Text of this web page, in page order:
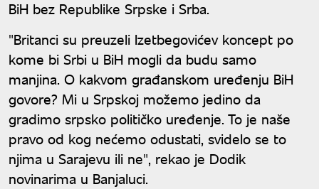
BiH bez Republike Srpske i Srba.
"Britanci su preuzeli Izetbegovićev koncept po
kome bi Srbi u BiH mogli da budu samo
manjina. O kakvom građanskom uređenju BiH
govore? Mi u Srpskoj možemo jedino da
gradimo srpsko političko uređenje. To je naše
pravo od kog nećemo odustati, svidelo se to
njima u Sarajevu ili ne", rekao je Dodik
novinarima u Banjaluci.